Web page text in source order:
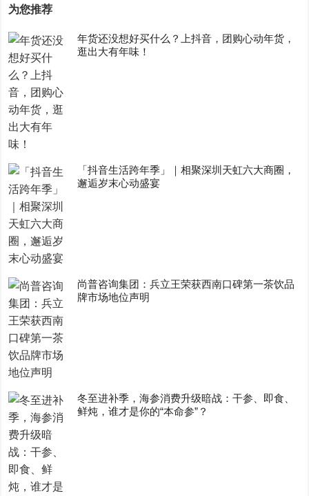
为您推荐
年货还没想好买什么？上抖音，团购心动年货，
逛出大有年味！
「抖音生活跨年季」｜相聚深圳天虹六大商圈，
邂逅岁末心动盛宴
尚普咨询集团：兵立王荣获西南口碑第一茶饮品
牌市场地位声明
冬至进补季，海参消费升级暗战：干参、即食、
鲜炖，谁才是你的“本命参”？